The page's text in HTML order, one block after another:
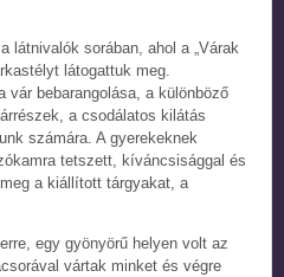
látnivalók sorában, ahol a „Várak
látogattuk meg.
vár bebarangolása, a különböző
a csodálatos kilátás
számára. A gyerekeknek
tetszett, kíváncsisággal és
a kiállított tárgyakat, a
egy gyönyörű helyen volt az
vártak minket és végre